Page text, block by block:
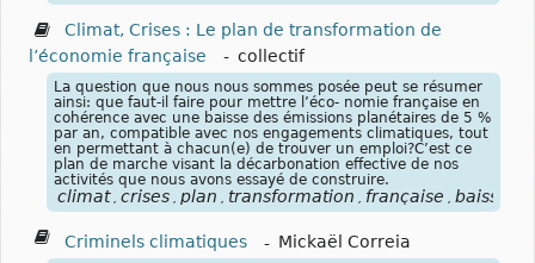
Climat, Crises : Le plan de transformation de
l’économie française
- collectif
La question que nous nous sommes posée peut se résumer
ainsi: que faut-il faire pour mettre l’éco- nomie française en
cohérence avec une baisse des émissions planétaires de 5 %
par an, compatible avec nos engagements climatiques, tout
en permettant à chacun(e) de trouver un emploi?C’est ce
plan de marche visant la décarbonation effective de nos
activités que nous avons essayé de construire.
climat crises plan transformation française baisse
Criminels climatiques - Mickaël Correia